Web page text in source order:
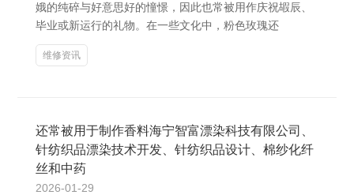
娥的纯碎与好意思好的憧憬，因此也常被用作庆祝嘏辰、
毕业或新运行的礼物。在一些文化中，粉色玫瑰还
维修资讯
还常被用于制作香料海宁智富漂染科技有限公司、
针纺织品漂染技术开发、针纺织品设计、棉纱化纤
丝和中药
2026-01-29